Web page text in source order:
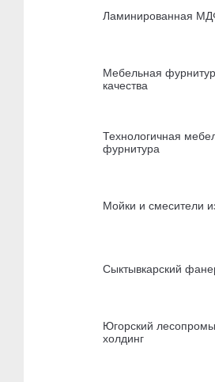
Ламинированная
Мебельная
качества
Технологичная
фурнитура
Мойки и смесители
Сыктывкарский
Югорский
холдинг